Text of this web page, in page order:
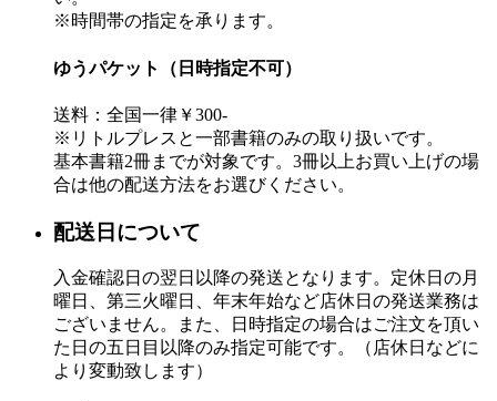
※時間帯の指定を承ります。
ゆうパケット（日時指定不可）
送料：全国一律￥300-
※リトルプレスと一部書籍のみの取り扱いです。
基本書籍2冊までが対象です。3冊以上お買い上げの場
合は他の配送方法をお選びください。
配送日について
入金確認日の翌日以降の発送となります。定休日の月
曜日、第三火曜日、年末年始など店休日の発送業務は
ございません。また、日時指定の場合はご注文を頂い
た日の五日目以降のみ指定可能です。（店休日などに
より変動致します）